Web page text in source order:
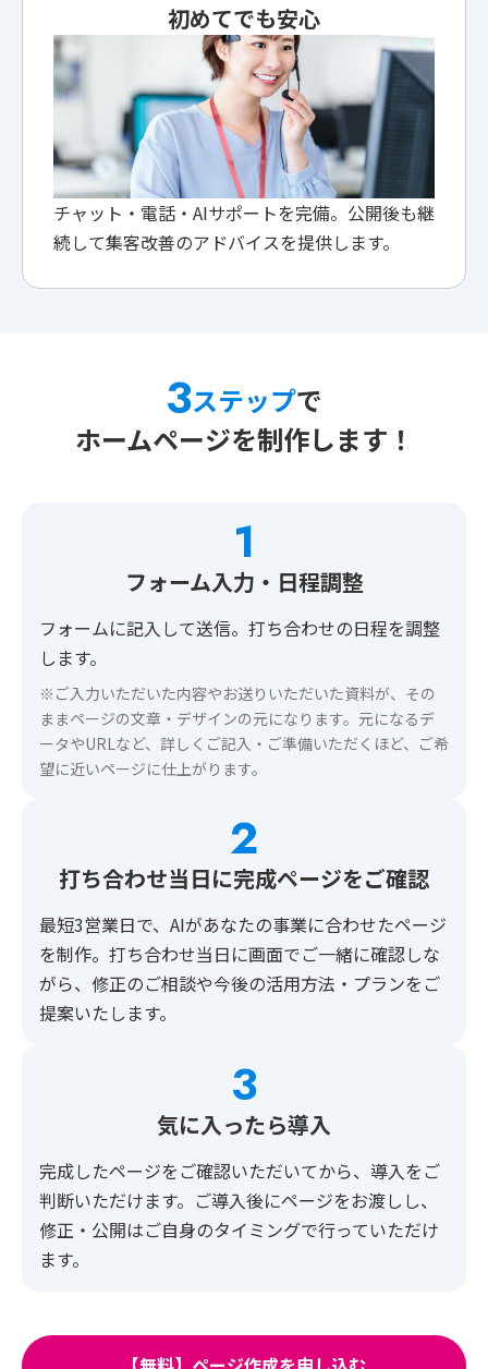
初めてでも安心
チャット・電話・AIサポートを完備。公開後も継
続して集客改善のアドバイスを提供します。
3ステップで
ホームページを制作します！
1
フォーム入力・日程調整
フォームに記入して送信。打ち合わせの日程を調整
します。
※ご入力いただいた内容やお送りいただいた資料が、その
ままページの文章・デザインの元になります。元になるデ
ータやURLなど、詳しくご記入・ご準備いただくほど、ご希
望に近いページに仕上がります。
2
打ち合わせ当日に完成ページをご確認
最短3営業日で、AIがあなたの事業に合わせたページ
を制作。打ち合わせ当日に画面でご一緒に確認しな
がら、修正のご相談や今後の活用方法・プランをご
提案いたします。
3
気に入ったら導入
完成したページをご確認いただいてから、導入をご
判断いただけます。ご導入後にページをお渡しし、
修正・公開はご自身のタイミングで行っていただけ
ます。